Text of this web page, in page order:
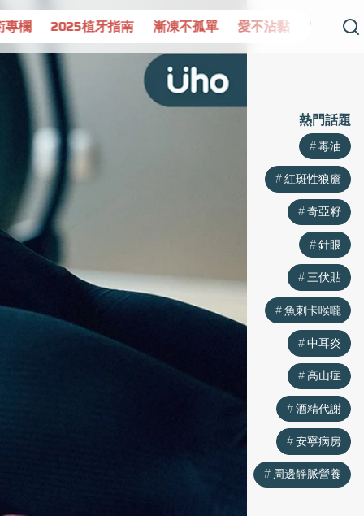
欄 2025植牙指南 漸凍不孤單 愛不沾黏 守護腺在
熱門話題
毒油
紅斑性狼瘡
奇亞籽
針眼
三伏貼
魚刺卡喉嚨
中耳炎
高山症
酒精代謝
安寧病房
周邊靜脈營養